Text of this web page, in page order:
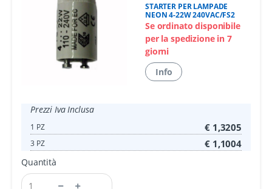
STARTER PER LAMPADE
NEON 4-22W 240VAC/FS2
Se ordinato disponibile
per la spedizione in 7
giorni
Info
Prezzi Iva Inclusa
1 PZ € 1,3205
3 PZ € 1,1004
Quantità